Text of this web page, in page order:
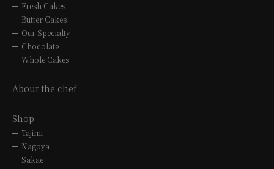
Fresh Cakes
Butter Cakes
Our Specialty
Chocolate
Whole Cakes
About the chef
Shop
Tajimi
Nagoya
Sakae